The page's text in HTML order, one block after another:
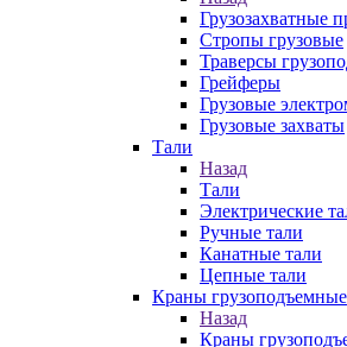
Грузозахватные
Стропы грузовые
Траверсы
Грейферы
Грузовые
Грузовые захваты
Тали
Назад
Тали
Электрические
Ручные тали
Канатные тали
Цепные тали
Краны грузоподъемные
Назад
Краны